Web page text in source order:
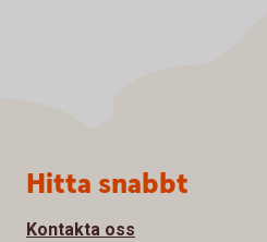
Sidfot
Hitta snabbt
Kontakta oss